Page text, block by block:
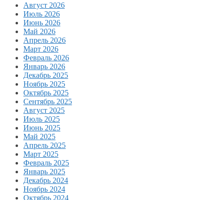
Август 2026
Июль 2026
Июнь 2026
Май 2026
Апрель 2026
Март 2026
Февраль 2026
Январь 2026
Декабрь 2025
Ноябрь 2025
Октябрь 2025
Сентябрь 2025
Август 2025
Июль 2025
Июнь 2025
Май 2025
Апрель 2025
Март 2025
Февраль 2025
Январь 2025
Декабрь 2024
Ноябрь 2024
Октябрь 2024